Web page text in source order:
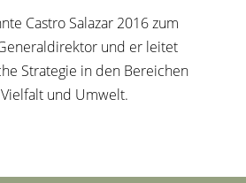
Castro Salazar 2016 zum
und er leitet
Strategie in den Bereichen
und Umwelt.